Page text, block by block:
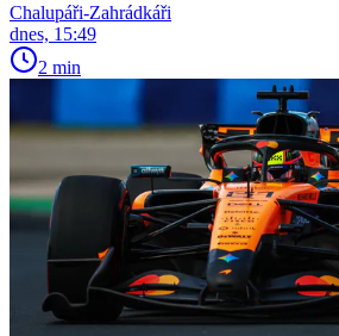
Chalupáři-Zahrádkáři
dnes, 15:49
2 min